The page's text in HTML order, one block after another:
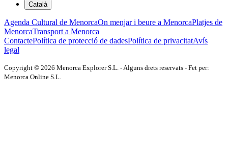
Català
Agenda Cultural de MenorcaOn menjar i beure a MenorcaPlatjes de
MenorcaTransport a Menorca
ContactePolítica de protecció de dadesPolítica de privacitatAvís
legal
Copyright © 2026 Menorca Explorer S.L. - Alguns drets reservats - Fet per:
Menorca Online S.L.